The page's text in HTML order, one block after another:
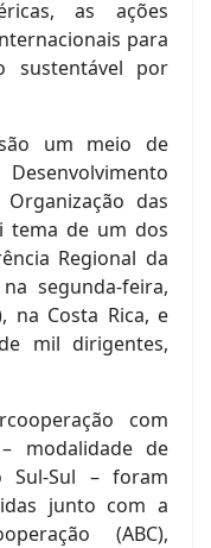
as ações
para
sustentável por
um meio de
das
tema de um dos
Regional da
segunda-feira,
na Costa Rica, e
mil dirigentes,
com
modalidade de
Sul-Sul – foram
junto com a
(ABC),